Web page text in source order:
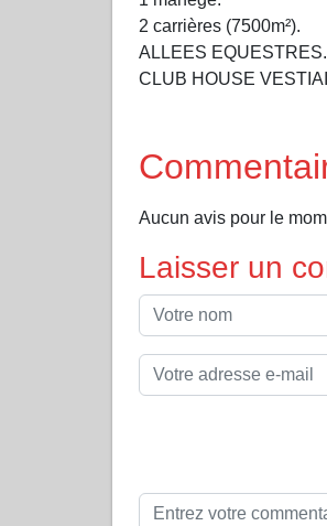
2 carrières (7500m²).
ALLEES EQUESTRES.
CLUB HOUSE
Aucun avis pour le
Laisser un